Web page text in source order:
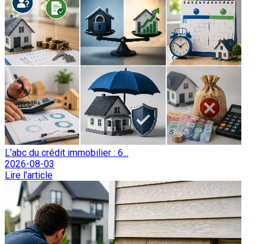
L'abc du crédit immobilier : 6...
2026-08-03
Lire l'article